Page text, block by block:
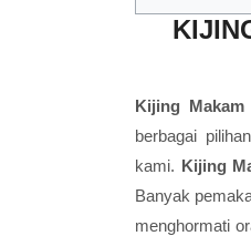
Kijing Makam
berbagai
kami. Kijing
Banyak
menghormati